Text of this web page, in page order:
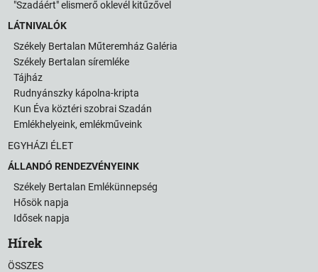
"Szadáért" elismerő oklevél kitűzővel
LÁTNIVALÓK
Székely Bertalan Műteremház Galéria
Székely Bertalan síremléke
Tájház
Rudnyánszky kápolna-kripta
Kun Éva köztéri szobrai Szadán
Emlékhelyeink, emlékműveink
EGYHÁZI ÉLET
ÁLLANDÓ RENDEZVÉNYEINK
Székely Bertalan Emlékünnepség
Hősök napja
Idősek napja
Hírek
ÖSSZES